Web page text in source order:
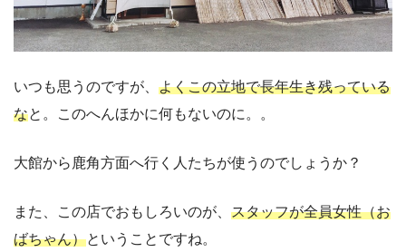
いつも思うのですが、 よくこの立地で長年生き残っている
なと。このへんほかに何もないのに。。
大館から鹿角方面へ行く人たちが使うのでしょうか？
また、この店でおもしろいのが、 スタッフが全員女性（お
ばちゃん）ということですね。